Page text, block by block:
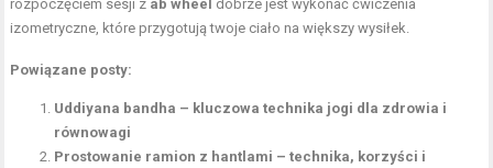
rozpoczęciem sesji z ab wheel dobrze jest wykonać ćwiczenia
izometryczne, które przygotują twoje ciało na większy wysiłek.
Powiązane posty:
Uddiyana bandha – kluczowa technika jogi dla zdrowia i
równowagi
Prostowanie ramion z hantlami – technika, korzyści i